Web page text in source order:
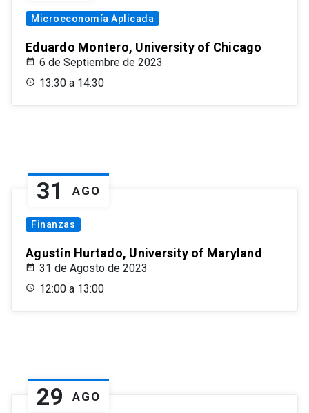
Microeconomía Aplicada
Eduardo Montero, University of Chicago
6 de Septiembre de 2023
13:30 a 14:30
31 AGO
Finanzas
Agustín Hurtado, University of Maryland
31 de Agosto de 2023
12:00 a 13:00
29 AGO